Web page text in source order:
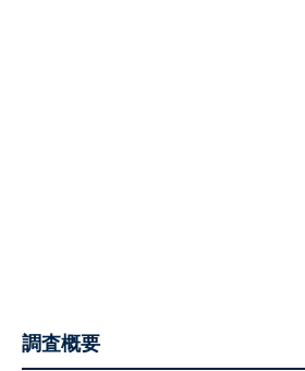
調査概要